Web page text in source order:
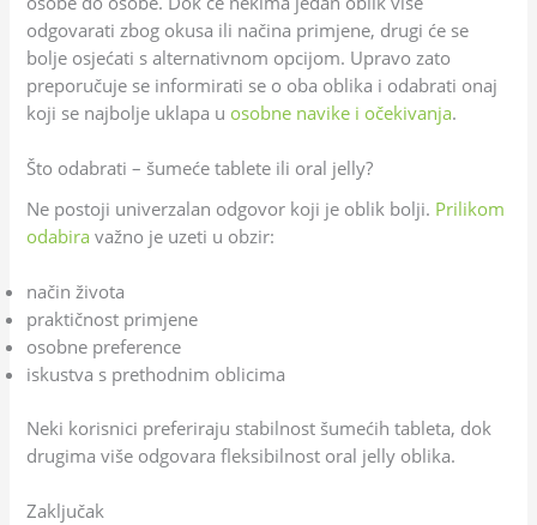
odgovarati zbog okusa ili načina primjene, drugi će se
bolje osjećati s alternativnom opcijom. Upravo zato
preporučuje se informirati se o oba oblika i odabrati onaj
koji se najbolje uklapa u osobne navike i očekivanja.
Što odabrati – šumeće tablete ili oral jelly?
Ne postoji univerzalan odgovor koji je oblik bolji. Prilikom
odabira važno je uzeti u obzir:
način života
praktičnost primjene
osobne preference
iskustva s prethodnim oblicima
Neki korisnici preferiraju stabilnost šumećih tableta, dok
drugima više odgovara fleksibilnost oral jelly oblika.
Zaključak